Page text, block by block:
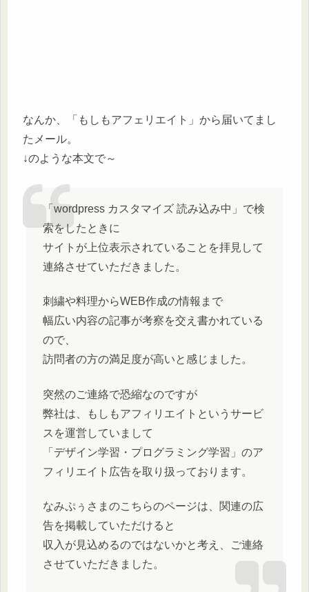
なんか、「もしもアフェリエイト」から届いてまし
たメール。
↓のような本文で～
「wordpress カスタマイズ 読み込み中」で検
索をしたときに
サイトが上位表示されていることを拝見して
連絡させていただきました。
刺繍や料理からWEB作成の情報まで
幅広い内容の記事が考察を交え書かれている
ので、
訪問者の方の満足度が高いと感じました。
突然のご連絡で恐縮なのですが
弊社は、もしもアフィリエイトというサービ
スを運営していまして
「デザイン学習・プログラミング学習」のア
フィリエイト広告を取り扱っております。
なみぷぅさまのこちらのページは、関連の広
告を掲載していただけると
収入が見込めるのではないかと考え、ご連絡
させていただきました。